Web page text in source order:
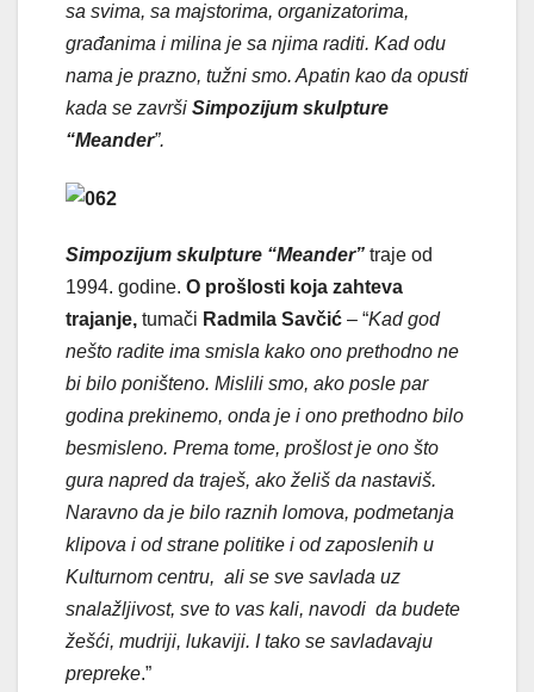
sa svima, sa majstorima, organizatorima,
građanima i milina je sa njima raditi. Kad odu
nama je prazno, tužni smo. Apatin kao da opusti
kada se završi Simpozijum skulpture
“Meander”.
Simpozijum skulpture “Meander” traje od
1994. godine. O prošlosti koja zahteva
trajanje, tumači Radmila Savčić – “Kad god
nešto radite ima smisla kako ono prethodno ne
bi bilo poništeno. Mislili smo, ako posle par
godina prekinemo, onda je i ono prethodno bilo
besmisleno. Prema tome, prošlost je ono što
gura napred da traješ, ako želiš da nastaviš.
Naravno da je bilo raznih lomova, podmetanja
klipova i od strane politike i od zaposlenih u
Kulturnom centru, ali se sve savlada uz
snalažljivost, sve to vas kali, navodi da budete
žešći, mudriji, lukaviji. I tako se savladavaju
prepreke.”